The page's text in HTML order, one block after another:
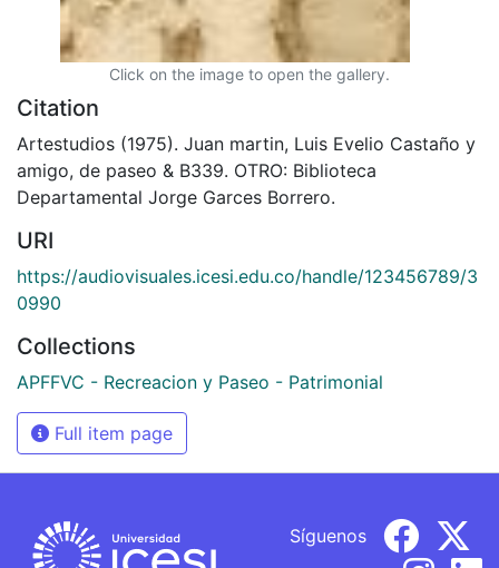
Click on the image to open the gallery.
Citation
Artestudios (1975). Juan martin, Luis Evelio Castaño y
amigo, de paseo & B339. OTRO: Biblioteca
Departamental Jorge Garces Borrero.
URI
https://audiovisuales.icesi.edu.co/handle/123456789/3
0990
Collections
APFFVC - Recreacion y Paseo - Patrimonial
Full item page
Síguenos